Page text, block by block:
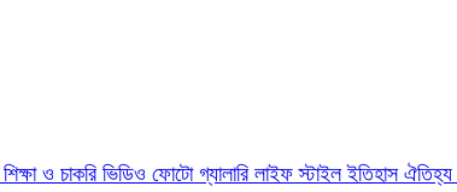
শিক্ষা ও চাকরি ভিডিও ফোটো গ্যালারি লাইফ স্টাইলইতিহাস ঐতিহ্য